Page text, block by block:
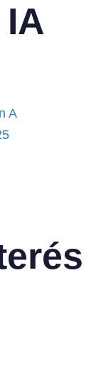
A